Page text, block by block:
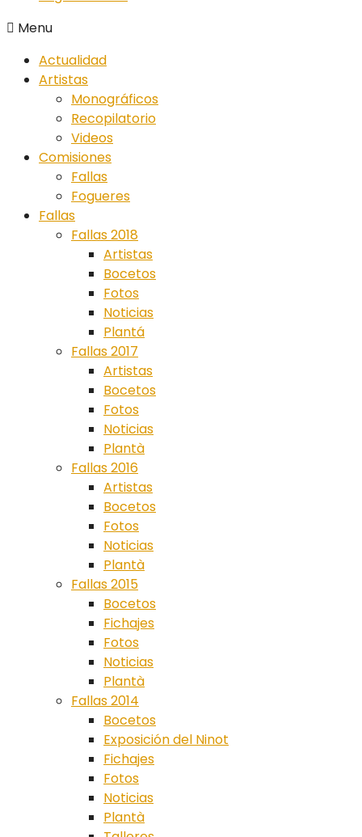
Menu
Actualidad
Artistas
Monográficos
Recopilatorio
Videos
Comisiones
Fallas
Fogueres
Fallas
Fallas 2018
Artistas
Bocetos
Fotos
Noticias
Plantá
Fallas 2017
Artistas
Bocetos
Fotos
Noticias
Plantà
Fallas 2016
Artistas
Bocetos
Fotos
Noticias
Plantà
Fallas 2015
Bocetos
Fichajes
Fotos
Noticias
Plantà
Fallas 2014
Bocetos
Exposición del Ninot
Fichajes
Fotos
Noticias
Plantà